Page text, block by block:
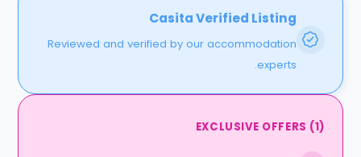
Casita Verified Listing
Reviewed and verified by our accommodation
experts.
EXCLUSIVE OFFERS (1)